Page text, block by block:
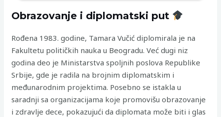
Obrazovanje i diplomatski put
Rođena 1983. godine, Tamara Vučić diplomirala je na
Fakultetu političkih nauka u Beogradu. Već dugi niz
godina deo je Ministarstva spoljnih poslova Republike
Srbije, gde je radila na brojnim diplomatskim i
međunarodnim projektima. Posebno se istakla u
saradnji sa organizacijama koje promovišu obrazovanje
i zdravlje dece, pokazujući da diplomata može biti i glas